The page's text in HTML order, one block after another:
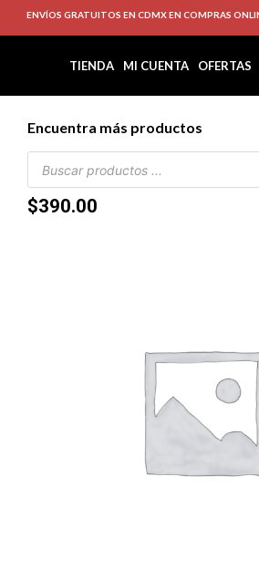
ENVÍOS GRATUITOS EN CDMX EN COMPRAS
TIENDA MI CUENTA OFERTAS
Encuentra más productos
$390.00